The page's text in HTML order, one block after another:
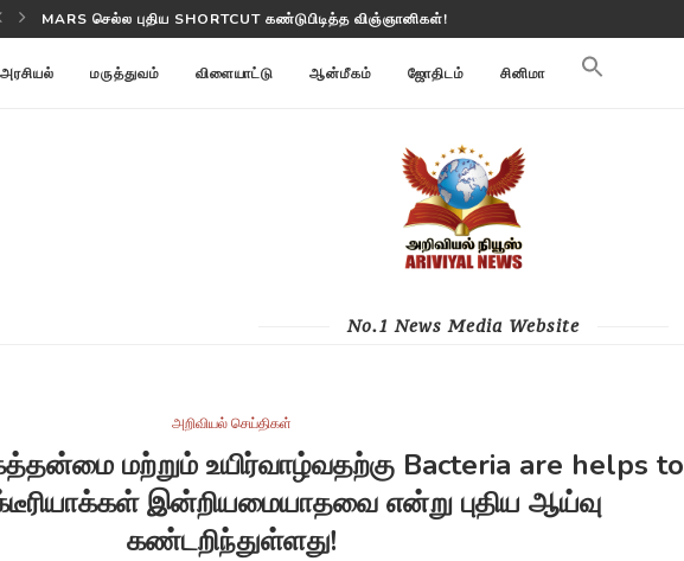
NASA-ISRO NISAR பூமி மாற்றங்களை கண்காணிக்கிறது
அரசியல் மருத்துவம் விளையாட்டு ஆன்மீகம் ஜோதிடம் சினிமா
No.1 News Media Website
அறிவியல் செய்திகள்
மற்றும் உயிர்வாழ்வதற்கு Bacteria are helps to
இன்றியமையாதவை என்று புதிய ஆய்வு
கண்டறிந்துள்ளது!